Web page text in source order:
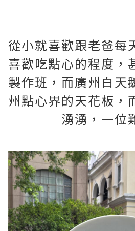
從小就喜歡跟老爸每
喜歡吃點心的程度，
製作班，而廣州白天
州點心界的天花板，
湧湧，一位